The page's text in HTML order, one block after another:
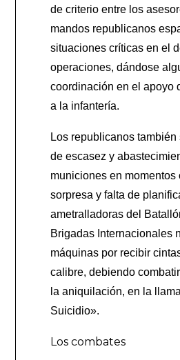
de criterio entre los
mandos republicanos
situaciones críticas en el
operaciones, dándose
coordinación en el apoyo
a la infantería.
Los republicanos
de escasez y
municiones en
sorpresa y falta de
ametralladoras del
Brigadas Internacionales
máquinas por recibir
calibre, debiendo
la aniquilación, en la
Suicidio».
Los combates